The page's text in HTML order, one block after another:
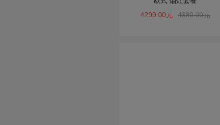
4299.00元
4380.00元